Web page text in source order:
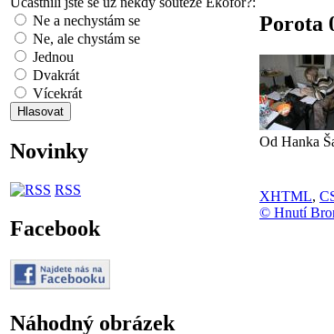
Ne a nechystám se
Ne, ale chystám se
Jednou
Dvakrát
Vícekrát
Novinky
RSS
Facebook
Náhodný obrázek
Porota
Od Hanka
XHTML,
© Hnutí